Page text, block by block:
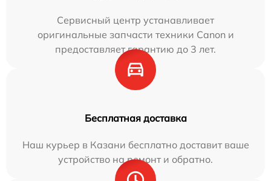
Сервисный центр устанавливает
оригинальные запчасти техники Canon и
предоставляет гарантию до 3 лет.
Бесплатная доставка
Наш курьер в Казани бесплатно доставит ваше
устройство на ремонт и обратно.